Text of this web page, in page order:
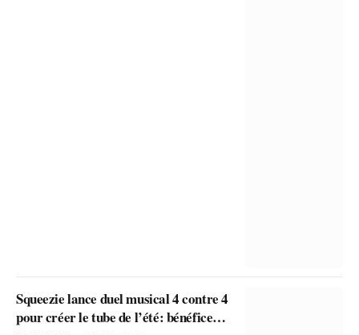
Squeezie lance duel musical 4 contre 4
pour créer le tube de l’été: bénéfices